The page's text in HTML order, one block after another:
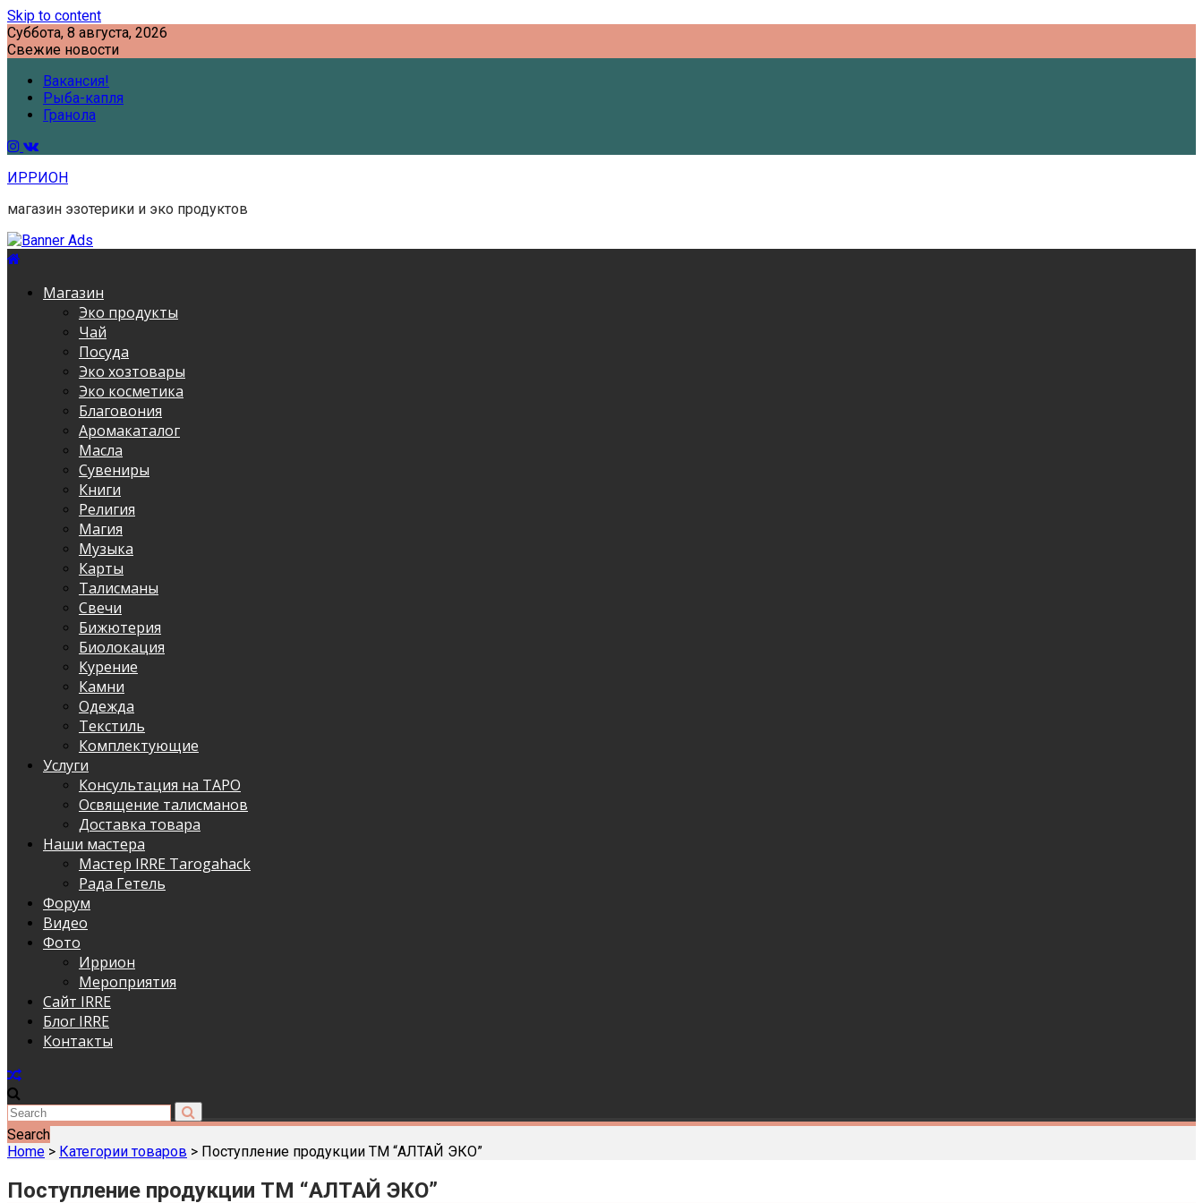
Skip to content
Суббота, 8 августа, 2026
Свежие новости
Вакансия!
Рыба-капля
Гранола
ИРРИОН
магазин эзотерики и эко продуктов
Магазин
Эко продукты
Чай
Посуда
Эко хозтовары
Эко косметика
Благовония
Аромакаталог
Масла
Сувениры
Книги
Религия
Магия
Музыка
Карты
Талисманы
Свечи
Бижютерия
Биолокация
Курение
Камни
Одежда
Текстиль
Комплектующие
Услуги
Консультация на ТАРО
Освящение талисманов
Доставка товара
Наши мастера
Мастер IRRE Tarogahack
Рада Гетель
Форум
Видео
Фото
Иррион
Мероприятия
Сайт IRRE
Блог IRRE
Контакты
Search
Home > Категории товаров > Поступление продукции ТМ “АЛТАЙ ЭКО”
Поступление продукции ТМ “АЛТАЙ ЭКО”